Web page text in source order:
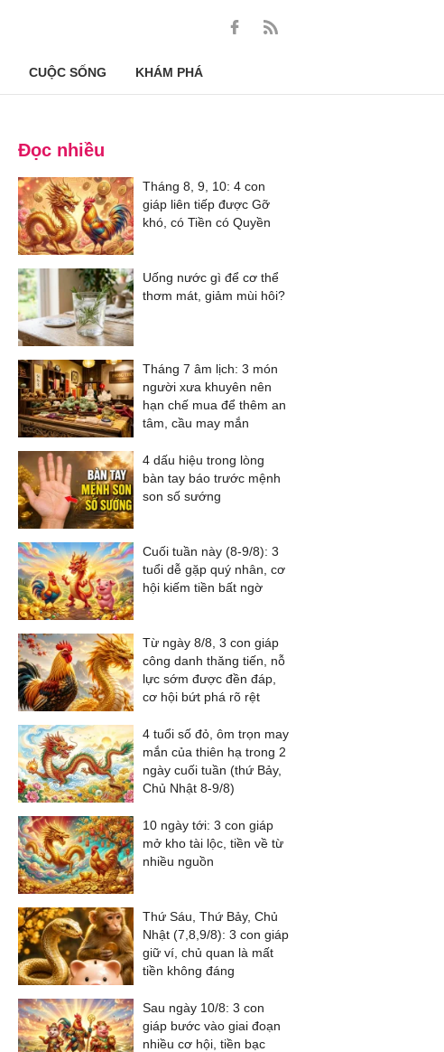
CUỘC SỐNG KHÁM PHÁ
Đọc nhiều
Tháng 8, 9, 10: 4 con
giáp liên tiếp được Gỡ
khó, có Tiền có Quyền
Uống nước gì để cơ thể
thơm mát, giảm mùi hôi?
Tháng 7 âm lịch: 3 món
người xưa khuyên nên
hạn chế mua để thêm an
tâm, cầu may mắn
4 dấu hiệu trong lòng
bàn tay báo trước mệnh
son số sướng
Cuối tuần này (8-9/8): 3
tuổi dễ gặp quý nhân, cơ
hội kiếm tiền bất ngờ
Từ ngày 8/8, 3 con giáp
công danh thăng tiến, nỗ
lực sớm được đền đáp,
cơ hội bứt phá rõ rệt
4 tuổi số đỏ, ôm trọn may
mắn của thiên hạ trong 2
ngày cuối tuần (thứ Bảy,
Chủ Nhật 8-9/8)
10 ngày tới: 3 con giáp
mở kho tài lộc, tiền về từ
nhiều nguồn
Thứ Sáu, Thứ Bảy, Chủ
Nhật (7,8,9/8): 3 con giáp
giữ ví, chủ quan là mất
tiền không đáng
Sau ngày 10/8: 3 con
giáp bước vào giai đoạn
nhiều cơ hội, tiền bạc